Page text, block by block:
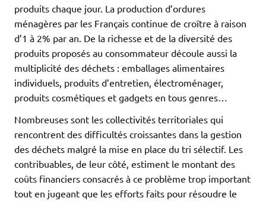
produits chaque jour. La production d’ordures
ménagères par les Français continue de croître à raison
d’1 à 2% par an. De la richesse et de la diversité des
produits proposés au consommateur découle aussi la
multiplicité des déchets : emballages alimentaires
individuels, produits d’entretien, électroménager,
produits cosmétiques et gadgets en tous genres…
Nombreuses sont les collectivités territoriales qui
rencontrent des difficultés croissantes dans la gestion
des déchets malgré la mise en place du tri sélectif. Les
contribuables, de leur côté, estiment le montant des
coûts financiers consacrés à ce problème trop important
tout en jugeant que les efforts faits pour résoudre le